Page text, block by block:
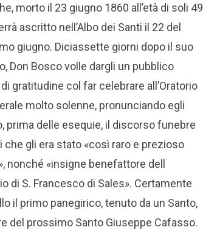
morto il 23 giugno 1860 all’età di soli 49
ascritto nell’Albo dei Santi il 22 del
giugno. Diciassette giorni dopo il suo
Don Bosco volle dargli un pubblico
gratitudine col far celebrare all’Oratorio
molto solenne, pronunciando egli
prima delle esequie, il discorso funebre
che gli era stato «così raro e prezioso
nonché «insigne benefattore dell
di S. Francesco di Sales». Certamente
il primo panegirico, tenuto da un Santo,
del prossimo Santo Giuseppe Cafasso.